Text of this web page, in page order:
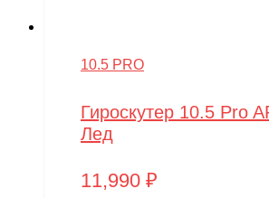
10.5 PRO
Гироскутер 10.5 Pro
Лед
11,990 ₽